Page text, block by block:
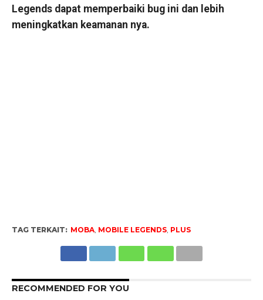
Legends dapat memperbaiki bug ini dan lebih
meningkatkan keamanan nya.
TAG TERKAIT: MOBA, MOBILE LEGENDS, PLUS
RECOMMENDED FOR YOU